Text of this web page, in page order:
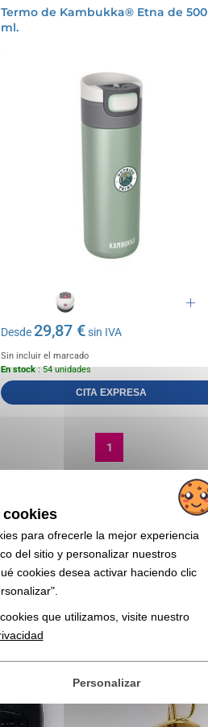
Termo de Kambukka® Etna de 500
ml.
Desde29,87 €sin IVA
Sin incluir el marcado
En stock: 54 unidades
CITA EXPRESA
1
cookies
para ofrecerle la mejor experiencia
del sitio y personalizar nuestros
cookies desea activar haciendo clic
que utilizamos, visite nuestro
Personalizar